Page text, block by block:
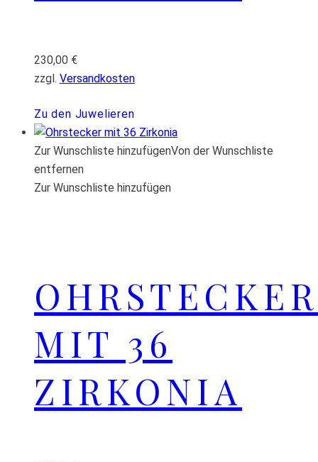
230,00 €
zzgl. Versandkosten
Zu den Juwelieren
Zur Wunschliste hinzufügenVon der Wunschliste
entfernen
Zur Wunschliste hinzufügen
OHRSTECKER
MIT 36
ZIRKONIA